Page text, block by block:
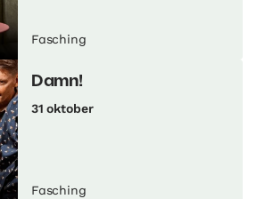
Fasching
Damn!
31 oktober
Fasching